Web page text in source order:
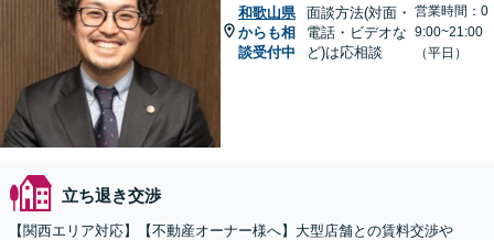
和歌山県
からも相
談受付中
面談方法(対面・
電話・ビデオな
ど)は応相談
営業時間：0
9:00~21:00
（平日）
立ち退き交渉
【関西エリア対応】【不動産オーナー様へ】大型店舗との賃料交渉や